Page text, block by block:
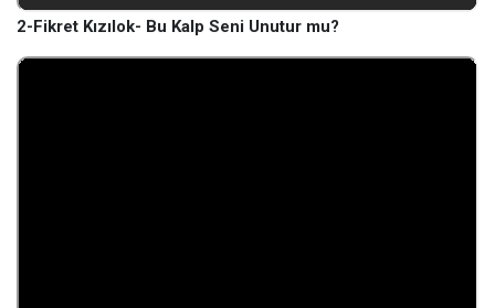
2-Fikret Kızılok- Bu Kalp Seni Unutur mu?